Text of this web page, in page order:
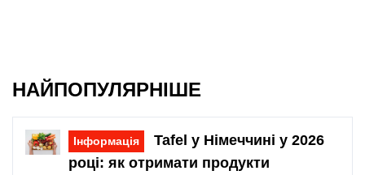
НАЙПОПУЛЯРНІШЕ
Інформація
Tafel у Німеччині у 2026
році: як отримати продукти